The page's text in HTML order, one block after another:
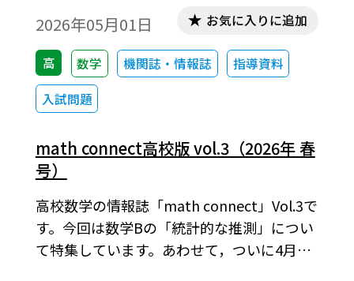
2026年05月01日
高 数学 機関誌・情報誌
指導資料
入試問題
お気に入りに追加
math connect高校版 vol.3（2026年 春
号）
高校数学の情報誌「math connect」Vol.3で
す。今回は数学Bの「統計的な推測」につい
て特集しています。あわせて，ついに4月よ